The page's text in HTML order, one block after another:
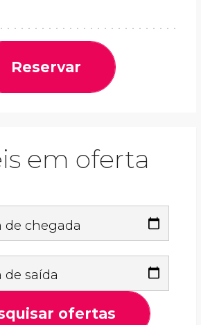
Reservar
em oferta
de chegada
de saída
ofertas